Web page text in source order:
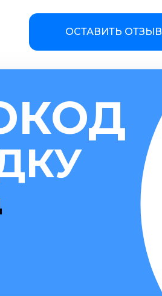
ОСТАВИТЬ ОТЗЫВ